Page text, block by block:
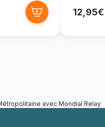
12,95€
avec Mondial Relay